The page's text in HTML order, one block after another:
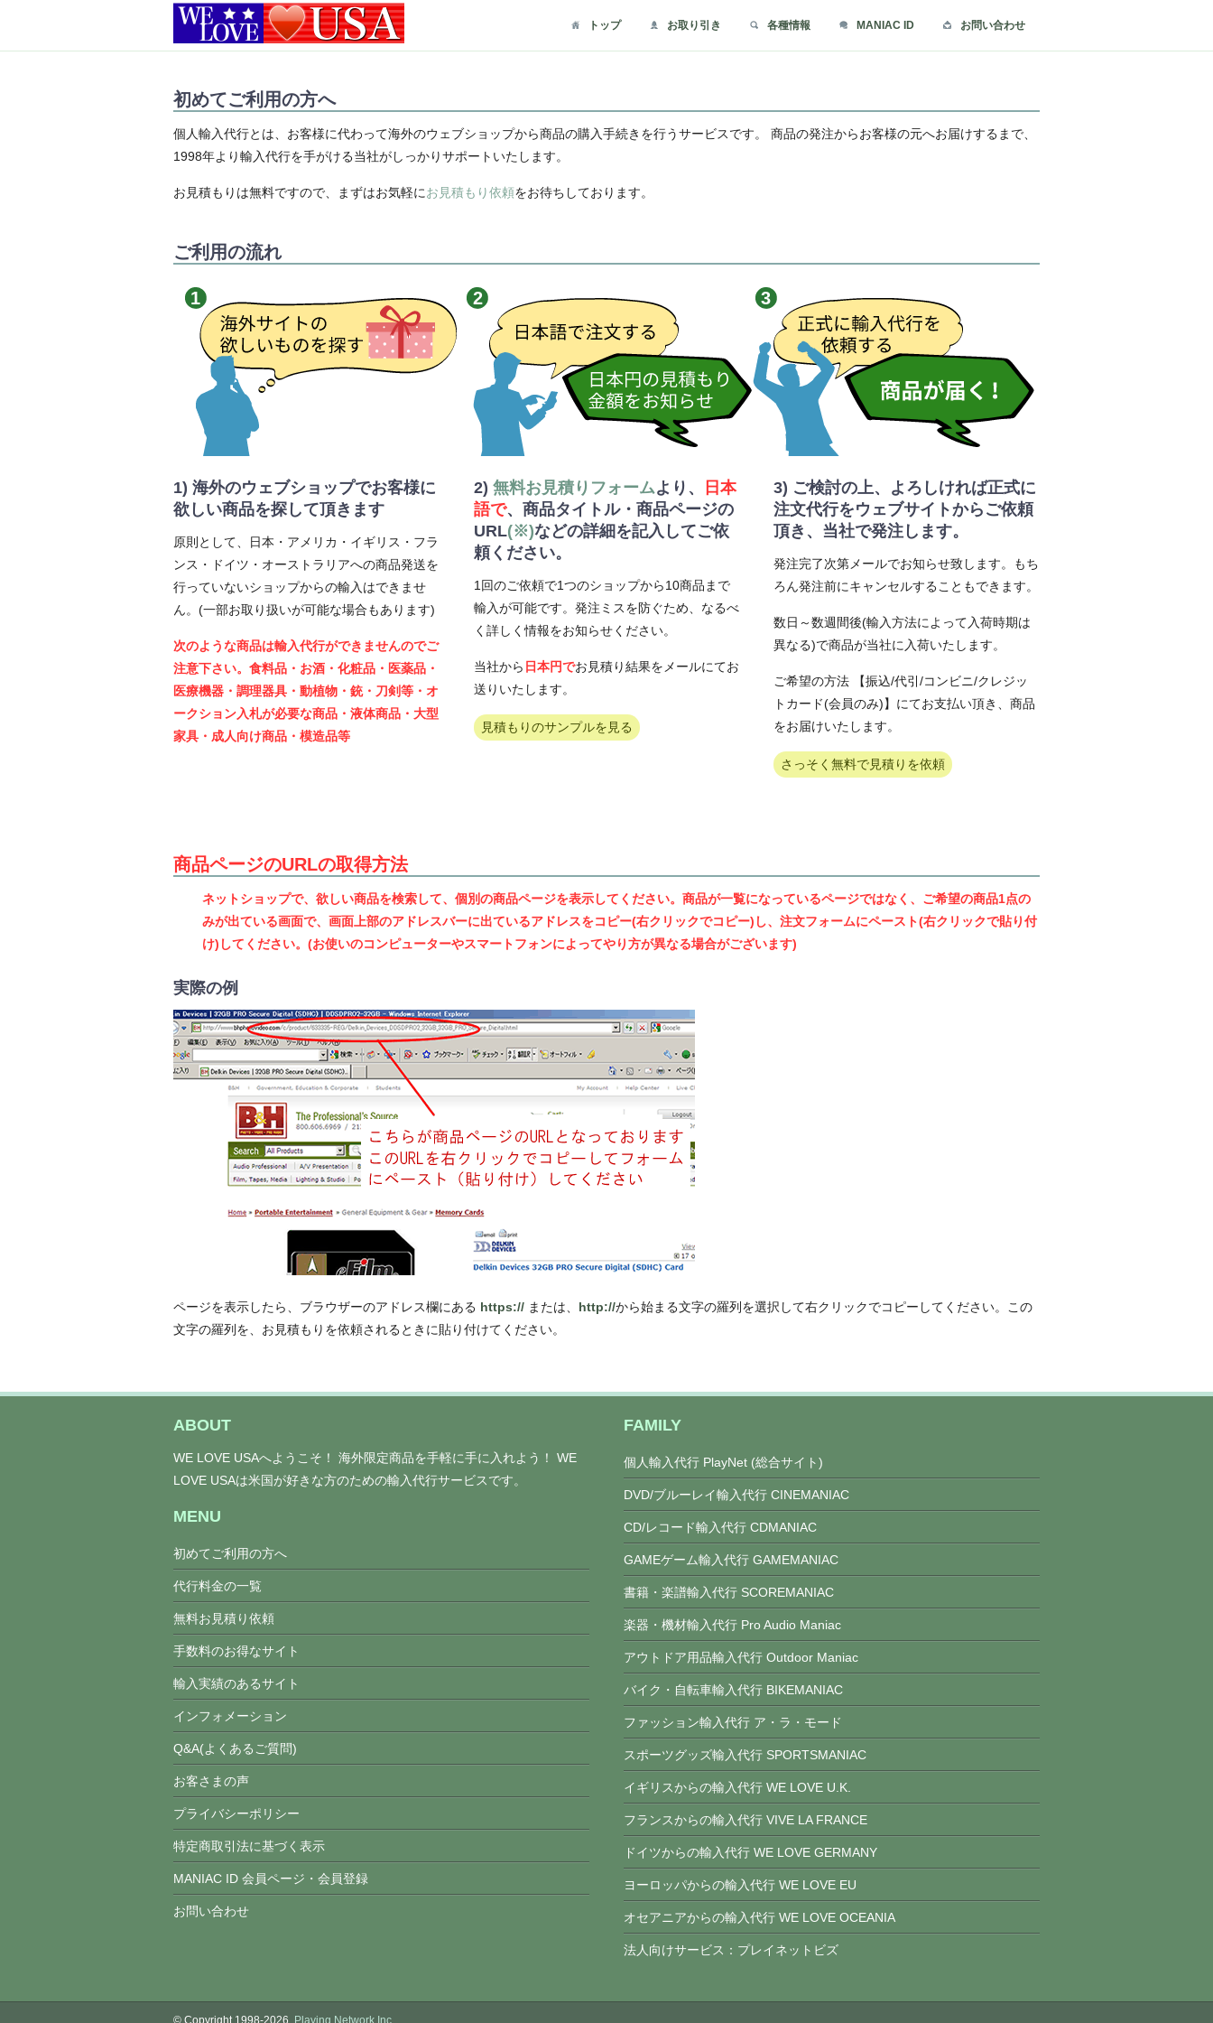
トップ お取り引き 各種情報 MANIAC ID お問い合わせ
初めてご利用の方へ
個人輸入代行とは、お客様に代わって海外のウェブショップから商品の購入手続きを行うサービスです。 商品の発注からお客様の元へお届けするまで、
1998年より輸入代行を手がける当社がしっかりサポートいたします。
お見積もりは無料ですので、まずはお気軽にお見積もり依頼をお待ちしております。
ご利用の流れ
1) 海外のウェブショップでお客様に
欲しい商品を探して頂きます
原則として、日本・アメリカ・イギリス・フラ
ンス・ドイツ・オーストラリアへの商品発送を
行っていないショップからの輸入はできませ
ん。(一部お取り扱いが可能な場合もあります)
次のような商品は輸入代行ができませんのでご
注意下さい。食料品・お酒・化粧品・医薬品・
医療機器・調理器具・動植物・銃・刀剣等・オ
ークション入札が必要な商品・液体商品・大型
家具・成人向け商品・模造品等
2) 無料お見積りフォームより、
日本
語で、商品タイトル・商品ページの
URL(※)などの詳細を記入してご依
頼ください。
1回のご依頼で1つのショップから10商品まで
輸入が可能です。発注ミスを防ぐため、なるべ
く詳しく情報をお知らせください。
当社から 日本円でお見積り結果をメールにてお
送りいたします。
見積もりのサンプルを見る
3) ご検討の上、よろしければ正式に
注文代行をウェブサイトからご依頼
頂き、当社で発注します。
発注完了次第メールでお知らせ致します。もち
ろん発注前にキャンセルすることもできます。
数日～数週間後(輸入方法によって入荷時期は
異なる)で商品が当社に入荷いたします。
ご希望の方法 【振込/代引/コンビニ/クレジッ
トカード(会員のみ)】にてお支払い頂き、商品
をお届けいたします。
さっそく無料で見積りを依頼
商品ページのURLの取得方法
ネットショップで、欲しい商品を検索して、個別の商品ページを表示してください。商品が一覧になっているページではなく、ご希望の商品1点の
みが出ている画面で、画面上部のアドレスバーに出ているアドレスをコピー(右クリックでコピー)し、注文フォームにペースト(右クリックで貼り付
け)してください。(お使いのコンピューターやスマートフォンによってやり方が異なる場合がございます)
実際の例
ページを表示したら、ブラウザーのアドレス欄にある https:// または、 http://から始まる文字の羅列を選択して右クリックでコピーしてください。この
文字の羅列を、お見積もりを依頼されるときに貼り付けてください。
ABOUT
WE LOVE USAへようこそ！ 海外限定商品を手軽に手に入れよう！ WE
LOVE USAは米国が好きな方のための輸入代行サービスです。
MENU
初めてご利用の方へ
代行料金の一覧
無料お見積り依頼
手数料のお得なサイト
輸入実績のあるサイト
インフォメーション
Q&A(よくあるご質問)
お客さまの声
プライバシーポリシー
特定商取引法に基づく表示
MANIAC ID 会員ページ・会員登録
お問い合わせ
FAMILY
個人輸入代行 PlayNet (総合サイト)
DVD/ブルーレイ輸入代行 CINEMANIAC
CD/レコード輸入代行 CDMANIAC
GAMEゲーム輸入代行 GAMEMANIAC
書籍・楽譜輸入代行 SCOREMANIAC
楽器・機材輸入代行 Pro Audio Maniac
アウトドア用品輸入代行 Outdoor Maniac
バイク・自転車輸入代行 BIKEMANIAC
ファッション輸入代行 ア・ラ・モード
スポーツグッズ輸入代行 SPORTSMANIAC
イギリスからの輸入代行 WE LOVE U.K.
フランスからの輸入代行 VIVE LA FRANCE
ドイツからの輸入代行 WE LOVE GERMANY
ヨーロッパからの輸入代行 WE LOVE EU
オセアニアからの輸入代行 WE LOVE OCEANIA
法人向けサービス：プレイネットビズ
© Copyright 1998-2026. Playing Network,Inc